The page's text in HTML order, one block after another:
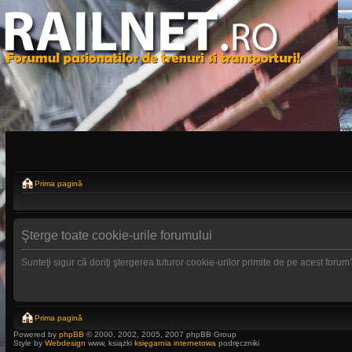
Prima pagină
Şterge toate cookie-urile forumului
Sunteţi sigur că doriţi ştergerea tuturor cookie-urilor primite de pe acest
Prima pagină
Powered by phpBB © 2000, 2002, 2005, 2007 phpBB Group
Style by Webdesign www, książki księgarnia internetowa podręczniki